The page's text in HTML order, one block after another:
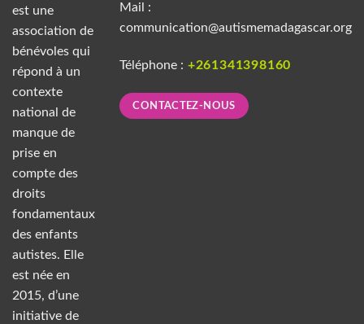
est une
association de
bénévoles qui
répond à un
contexte
national de
manque de
prise en
compte des
droits
fondamentaux
des enfants
autistes. Elle
est née en
2015, d’une
initiative de
Mail :
communication@autismemadagascar.org
Téléphone : +261341398160
CONTACTEZ-NOUS